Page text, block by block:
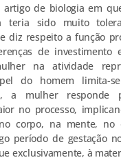
artigo de biologia em
teria sido muito
diz respeito a função
de investimento
na atividade
do homem limita-
a mulher responde
no processo,
corpo, na mente, no
período de gestação
exclusivamente, à